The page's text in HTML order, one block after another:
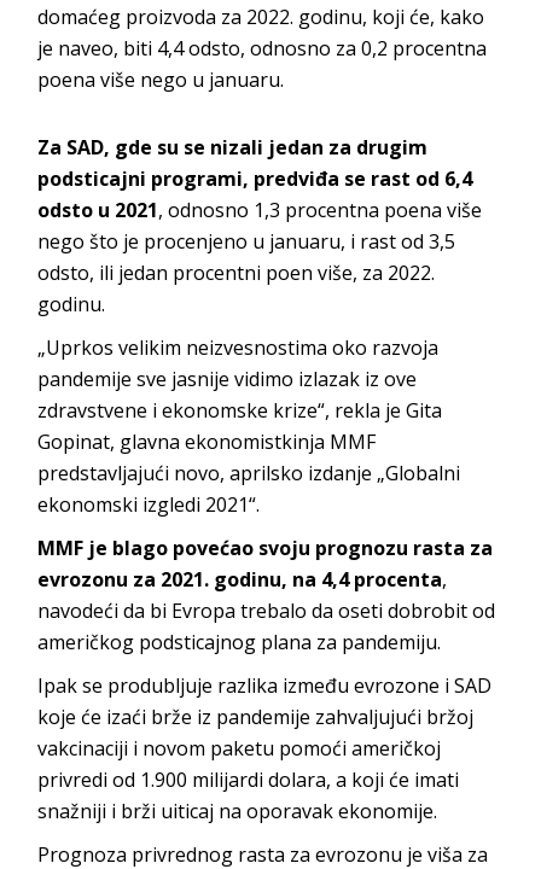
domaćeg proizvoda za 2022. godinu, koji će, kako
je naveo, biti 4,4 odsto, odnosno za 0,2 procentna
poena više nego u januaru.
Za SAD, gde su se nizali jedan za drugim
podsticajni programi, predviđa se rast od 6,4
odsto u 2021, odnosno 1,3 procentna poena više
nego što je procenjeno u januaru, i rast od 3,5
odsto, ili jedan procentni poen više, za 2022.
godinu.
„Uprkos velikim neizvesnostima oko razvoja
pandemije sve jasnije vidimo izlazak iz ove
zdravstvene i ekonomske krize“, rekla je Gita
Gopinat, glavna ekonomistkinja MMF
predstavljajući novo, aprilsko izdanje „Globalni
ekonomski izgledi 2021“.
MMF je blago povećao svoju prognozu rasta za
evrozonu za 2021. godinu, na 4,4 procenta,
navodeći da bi Evropa trebalo da oseti dobrobit od
američkog podsticajnog plana za pandemiju.
Ipak se produbljuje razlika između evrozone i SAD
koje će izaći brže iz pandemije zahvaljujući bržoj
vakcinaciji i novom paketu pomoći američkoj
privredi od 1.900 milijardi dolara, a koji će imati
snažniji i brži uiticaj na oporavak ekonomije.
Prognoza privrednog rasta za evrozonu je viša za